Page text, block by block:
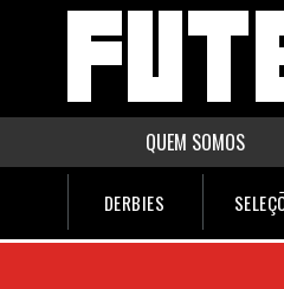
QUEM SOMOS
DERBIES